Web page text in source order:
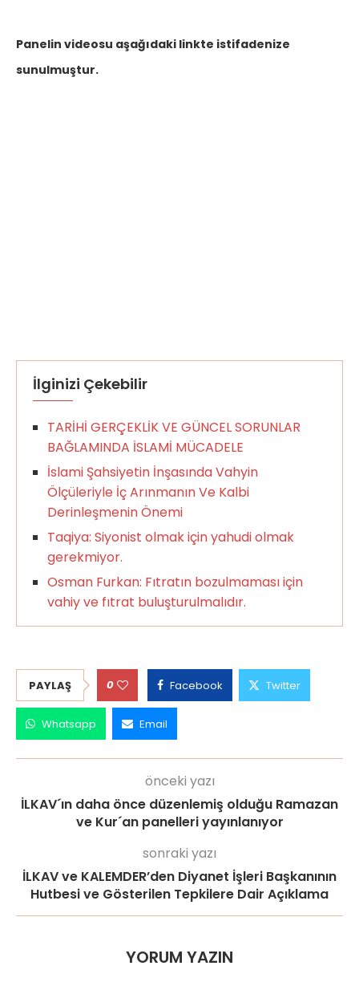
Panelin videosu aşağıdaki linkte istifadenize
sunulmuştur.
İlginizi Çekebilir
TARİHİ GERÇEKLİK VE GÜNCEL SORUNLAR
BAĞLAMINDA İSLAMİ MÜCADELE
İslami Şahsiyetin İnşasında Vahyin
Ölçüleriyle İç Arınmanın Ve Kalbi
Derinleşmenin Önemi
Taqiya: Siyonist olmak için yahudi olmak
gerekmiyor.
Osman Furkan: Fıtratın bozulmaması için
vahiy ve fıtrat buluşturulmalıdır.
PAYLAŞ 0 Facebook Twitter
Whatsapp Email
önceki yazı
İLKAV´ın daha önce düzenlemiş olduğu Ramazan
ve Kur´an panelleri yayınlanıyor
sonraki yazı
İLKAV ve KALEMDER’den Diyanet İşleri Başkanının
Hutbesi ve Gösterilen Tepkilere Dair Açıklama
YORUM YAZIN